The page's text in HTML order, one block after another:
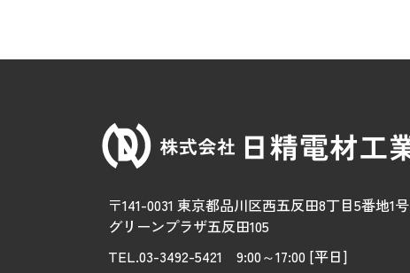
〒141-0031 東京都品川区西五反田8丁目5番地1号
グリーンプラザ五反田105
TEL.03-3492-5421 9:00～17:00 [平日]